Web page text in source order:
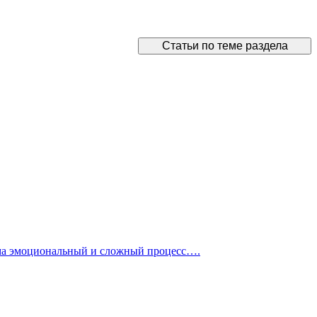
Статьи по теме раздела
эмоциональный и сложный процесс….